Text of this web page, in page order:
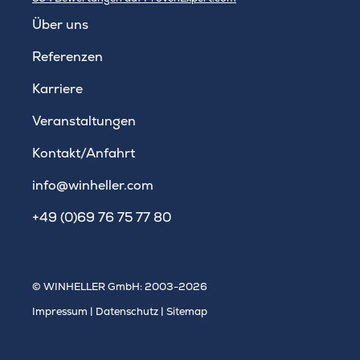
Über uns
Referenzen
Karriere
Veranstaltungen
Kontakt/Anfahrt
info@winheller.com
+49 (0)69 76 75 77 80
© WINHELLER GmbH: 2003-2026
Impressum | Datenschutz | Sitemap